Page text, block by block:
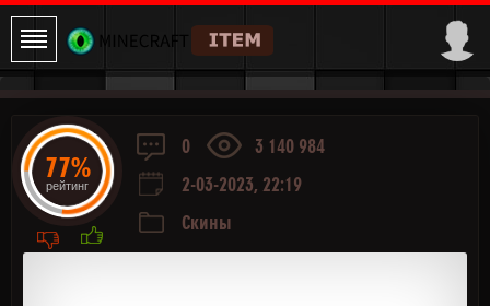
0
3 140 984
2-03-2023, 22:19
Скины
77%
рейтинг